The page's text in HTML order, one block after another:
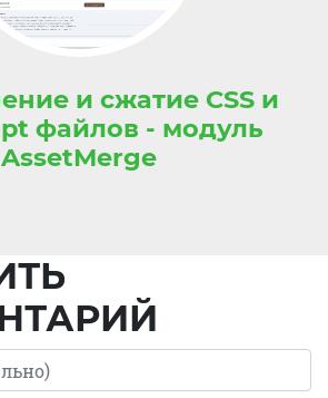
и сжатие CSS и
файлов - модуль
AssetMerge